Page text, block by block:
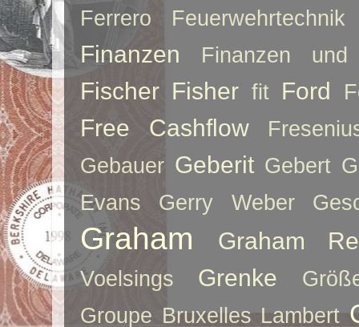
Ferrero Feuerwehrtechnik
Finanzen Finanzen und
Fischer Fisher fit Ford
Free Cashflow
Gebauer Geberit Gebert
Evans
Gerry Weber
Graham Graham
Voelsings Grenke
Groupe Bruxelles Lambert